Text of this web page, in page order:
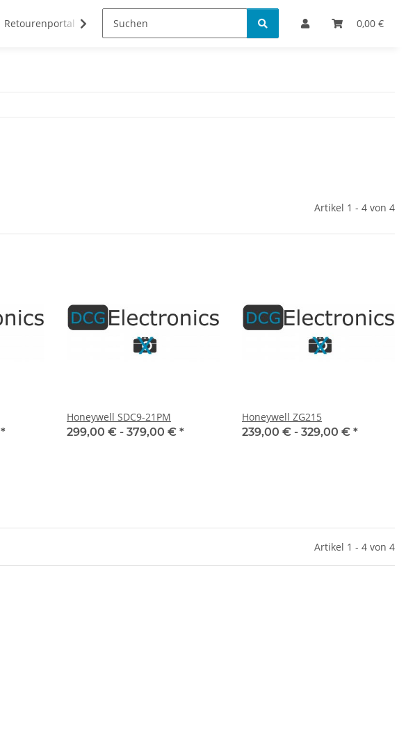
0,00 €
Retourenportal Bestellinformationen
Artikel 1 - 4 von 4
*
Honeywell SDC9-21PM
299,00 € - 379,00 € *
Honeywell ZG215
239,00 € - 329,00 € *
Artikel 1 - 4 von 4